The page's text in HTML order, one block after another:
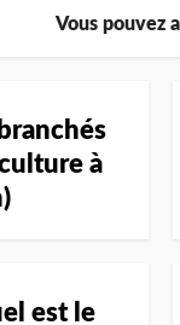
Vous pouvez
à
est le